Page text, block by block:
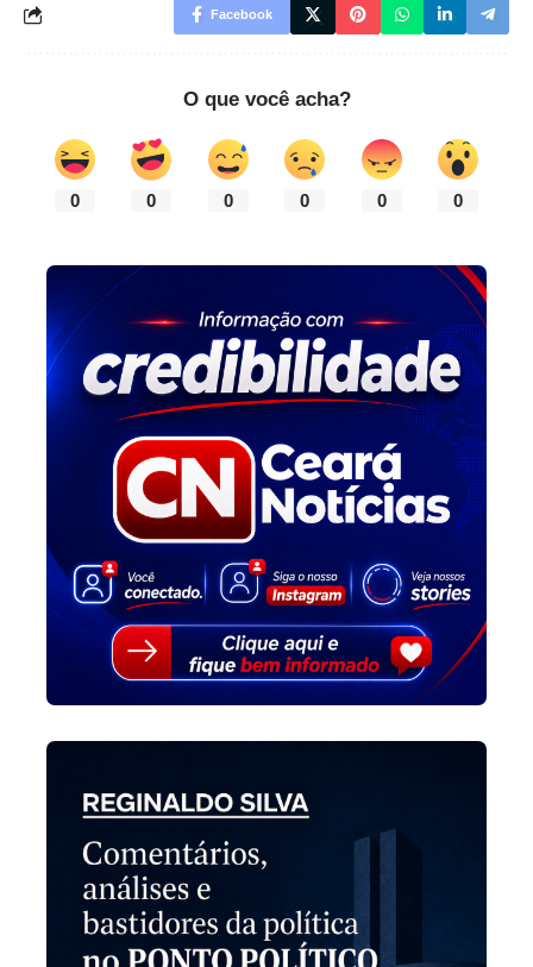
Facebook
O que você acha?
0 0 0 0 0 0